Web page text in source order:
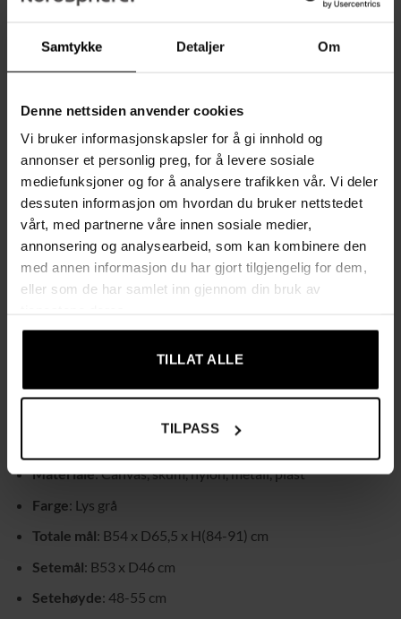
Samtykke Detaljer Om
Denne nettsiden anvender cookies
Vi bruker informasjonskapsler for å gi innhold og
annonser et personlig preg, for å levere sosiale
mediefunksjoner og for å analysere trafikken vår. Vi deler
dessuten informasjon om hvordan du bruker nettstedet
vårt, med partnerne våre innen sosiale medier,
annonsering og analysearbeid, som kan kombinere den
med annen informasjon du har gjort tilgjengelig for dem,
eller som de har samlet inn gjennom din bruk av
TILLAT ALLE
TILPASS
inn i enhver interiørstil. Stolen er like funksjonell som den er
kontoret ditt, og nyte total bevegelsesfrihet.
Dekorative møbelspiker: Antikk look for en elegant
finish
Allsidig bruk: Perfekt for kontor, stue eller soverom
Høydejustering: Enkel justering med spak
Roterbar design: 360° roterbart sete med 5 myke hjul for
Enkel montering: Rask og enkel å sette sammen
Materiale: Canvas, skum, nylon, metall, plast
Farge: Lys grå
Totale mål: B54 x D65,5 x H(84-91) cm
Setemål: B53 x D46 cm
Setehøyde: 48-55 cm